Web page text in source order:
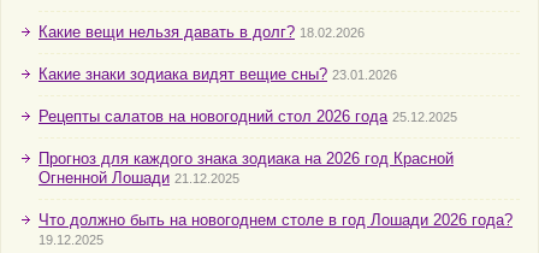
Какие вещи нельзя давать в долг? 18.02.2026
Какие знаки зодиака видят вещие сны? 23.01.2026
Рецепты салатов на новогодний стол 2026 года 25.12.2025
Прогноз для каждого знака зодиака на 2026 год Красной
Огненной Лошади 21.12.2025
Что должно быть на новогоднем столе в год Лошади 2026 года?
19.12.2025